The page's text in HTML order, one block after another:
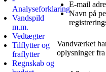
Analyseforklaring
Vandspild
m.m.
Vedtægter
Tilflytter og
fraflytter
Regnskab og
E-mail
Navn på
Vandværket
oplysninger fra